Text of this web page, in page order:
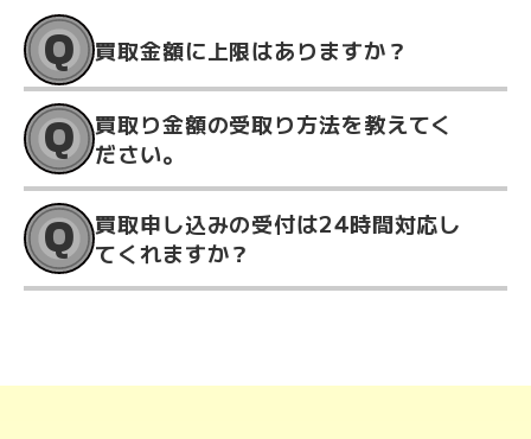
Q 買取金額に上限はありますか？
Q
買取り金額の受取り方法を教えてく
ださい。
Q
買取申し込みの受付は24時間対応し
てくれますか？